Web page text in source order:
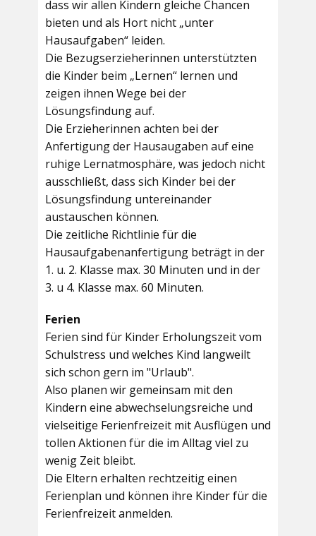
dass wir allen Kindern gleiche Chancen
bieten und als Hort nicht „unter
Hausaufgaben“ leiden.
Die Bezugserzieherinnen unterstützten
die Kinder beim „Lernen“ lernen und
zeigen ihnen Wege bei der
Lösungsfindung auf.
Die Erzieherinnen achten bei der
Anfertigung der Hausaugaben auf eine
ruhige Lernatmosphäre, was jedoch nicht
ausschließt, dass sich Kinder bei der
Lösungsfindung untereinander
austauschen können.
Die zeitliche Richtlinie für die
Hausaufgabenanfertigung beträgt in der
1. u. 2. Klasse max. 30 Minuten und in der
3. u 4. Klasse max. 60 Minuten.
Ferien
Ferien sind für Kinder Erholungszeit vom
Schulstress und welches Kind langweilt
sich schon gern im "Urlaub".
Also planen wir gemeinsam mit den
Kindern eine abwechselungsreiche und
vielseitige Ferienfreizeit mit Ausflügen und
tollen Aktionen für die im Alltag viel zu
wenig Zeit bleibt.
Die Eltern erhalten rechtzeitig einen
Ferienplan und können ihre Kinder für die
Ferienfreizeit anmelden.